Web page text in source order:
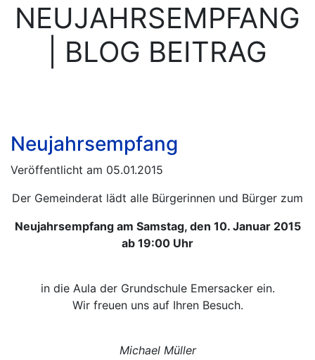
NEUJAHRSEMPFANG
| BLOG BEITRAG
Neujahrsempfang
Veröffentlicht am 05.01.2015
Der Gemeinderat lädt alle Bürgerinnen und Bürger zum
Neujahrsempfang am Samstag, den 10. Januar 2015
ab 19:00 Uhr
in die Aula der Grundschule Emersacker ein.
Wir freuen uns auf Ihren Besuch.
Michael Müller